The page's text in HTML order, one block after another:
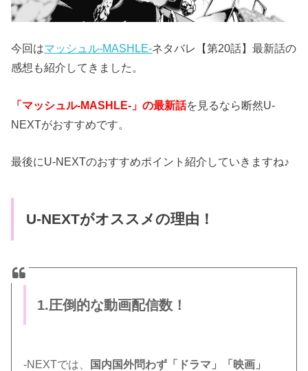
今回はマッシュル-MASHLE-ネタバレ【第20話】最新話の
感想も紹介してきました。
「マッシュル-MASHLE-」の最新話を見るなら断然U-
NEXTがおすすめです。
最後にU-NEXTのおすすめポイント紹介していきますね♪
U-NEXTがオススメの理由！
1.圧倒的な動画配信数！
-NEXTでは、
国内国外問わず「ドラマ」「映画」